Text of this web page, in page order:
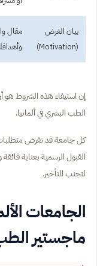
بيان الغرض
(Motivation)
مقال
إن استيفاء هذه الشروط
الطب البشري في ألمانيا.
كل جامعة قد تفرض
القبول الرسمية بعناية
لتجنب التأخير.
الجامعات
ماجستير